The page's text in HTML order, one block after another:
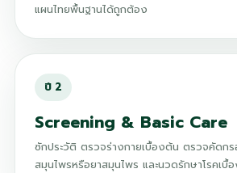
แผนไทยพื้นฐานได้ถูกต้อง
Screening & Basic Care
ซักประวัติ ตรวจร่างกายเบื้องต้น ตรวจคัดกร
สมุนไพรหรือยาสมุนไพร และนวดรักษาโรคเบื้